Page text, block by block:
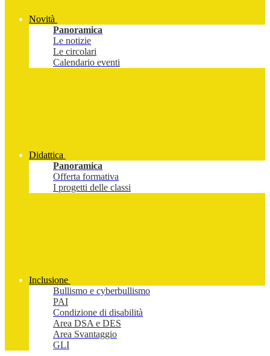
Novità
Panoramica
Le notizie
Le circolari
Calendario eventi
Didattica
Panoramica
Offerta formativa
I progetti delle classi
Inclusione
Bullismo e cyberbullismo
PAI
Condizione di disabilità
Area DSA e DES
Area Svantaggio
GLI